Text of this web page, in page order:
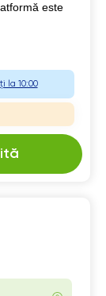
este
la 10:00